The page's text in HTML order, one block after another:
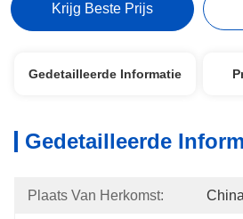
Krijg Beste Prijs
Gedetailleerde Informatie
Gedetailleerde
Plaats Van Herkomst: China